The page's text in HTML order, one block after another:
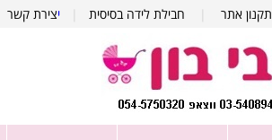
תקנון אתר חבילת לידה בסיסית יצירת קשר